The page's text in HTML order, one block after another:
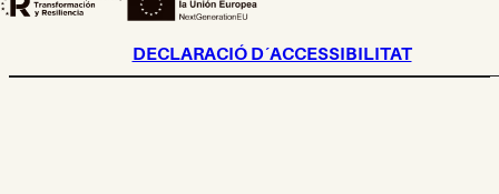
DECLARACIÓ D´ACCESSIBILITAT